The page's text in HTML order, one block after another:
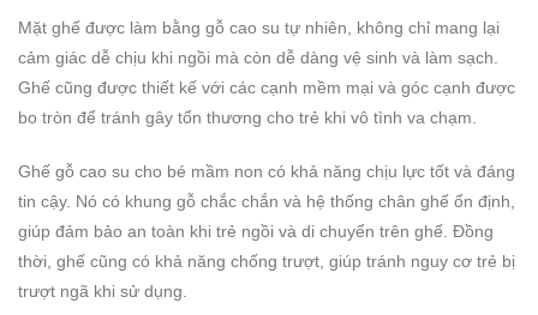
Mặt ghế được làm bằng gỗ cao su tự nhiên, không chỉ mang lại
cảm giác dễ chịu khi ngồi mà còn dễ dàng vệ sinh và làm sạch.
Ghế cũng được thiết kế với các cạnh mềm mại và góc cạnh được
bo tròn để tránh gây tổn thương cho trẻ khi vô tình va chạm.
Ghế gỗ cao su cho bé mầm non có khả năng chịu lực tốt và đáng
tin cậy. Nó có khung gỗ chắc chắn và hệ thống chân ghế ổn định,
giúp đảm bảo an toàn khi trẻ ngồi và di chuyển trên ghế. Đồng
thời, ghế cũng có khả năng chống trượt, giúp tránh nguy cơ trẻ bị
trượt ngã khi sử dụng.